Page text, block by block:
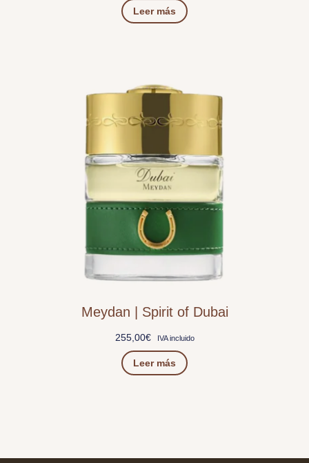
Leer más
Meydan | Spirit of Dubai
255,00€ IVA incluido
Leer más